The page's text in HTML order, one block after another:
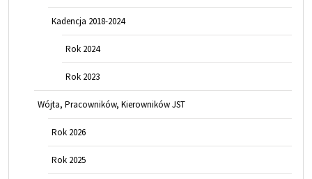
Kadencja 2018-2024
Rok 2024
Rok 2023
Wójta, Pracowników, Kierowników JST
Rok 2026
Rok 2025